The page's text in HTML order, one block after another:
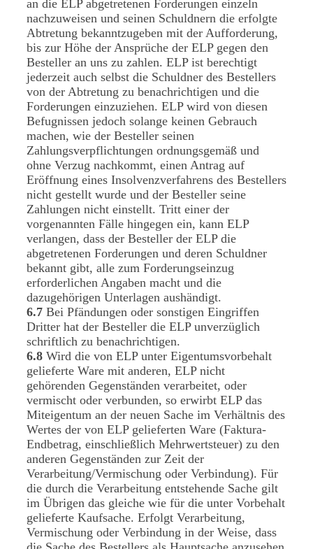
an die ELP abgetretenen Forderungen einzeln
nachzuweisen und seinen Schuldnern die erfolgte
Abtretung bekanntzugeben mit der Aufforderung,
bis zur Höhe der Ansprüche der ELP gegen den
Besteller an uns zu zahlen. ELP ist berechtigt
jederzeit auch selbst die Schuldner des Bestellers
von der Abtretung zu benachrichtigen und die
Forderungen einzuziehen. ELP wird von diesen
Befugnissen jedoch solange keinen Gebrauch
machen, wie der Besteller seinen
Zahlungsverpflichtungen ordnungsgemäß und
ohne Verzug nachkommt, einen Antrag auf
Eröffnung eines Insolvenzverfahrens des Bestellers
nicht gestellt wurde und der Besteller seine
Zahlungen nicht einstellt. Tritt einer der
vorgenannten Fälle hingegen ein, kann ELP
verlangen, dass der Besteller der ELP die
abgetretenen Forderungen und deren Schuldner
bekannt gibt, alle zum Forderungseinzug
erforderlichen Angaben macht und die
dazugehörigen Unterlagen aushändigt.
6.7 Bei Pfändungen oder sonstigen Eingriffen
Dritter hat der Besteller die ELP unverzüglich
schriftlich zu benachrichtigen.
6.8 Wird die von ELP unter Eigentumsvorbehalt
gelieferte Ware mit anderen, ELP nicht
gehörenden Gegenständen verarbeitet, oder
vermischt oder verbunden, so erwirbt ELP das
Miteigentum an der neuen Sache im Verhältnis des
Wertes der von ELP gelieferten Ware (Faktura-
Endbetrag, einschließlich Mehrwertsteuer) zu den
anderen Gegenständen zur Zeit der
Verarbeitung/Vermischung oder Verbindung). Für
die durch die Verarbeitung entstehende Sache gilt
im Übrigen das gleiche wie für die unter Vorbehalt
gelieferte Kaufsache. Erfolgt Verarbeitung,
Vermischung oder Verbindung in der Weise, dass